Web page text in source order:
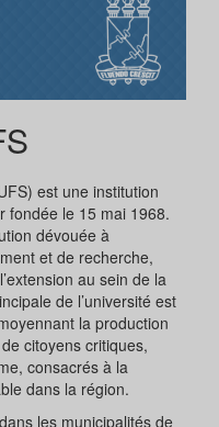
est une institution
fondée le 15 mai 1968.
dévouée à
et de recherche,
au sein de la
de l’université est
la production
citoyens critiques,
consacrés à la
dans la région.
les municipalités de